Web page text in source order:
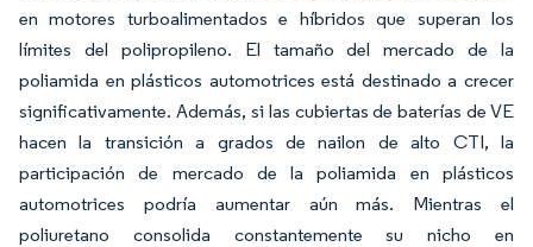
en motores turboalimentados e híbridos que superan los
límites del polipropileno. El tamaño del mercado de la
poliamida en plásticos automotrices está destinado a crecer
significativamente. Además, si las cubiertas de baterías de VE
hacen la transición a grados de nailon de alto CTI, la
participación de mercado de la poliamida en plásticos
automotrices podría aumentar aún más. Mientras el
poliuretano consolida constantemente su nicho en